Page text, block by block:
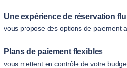
Une expérience de réservation
vous propose des options de paiement
Plans de paiement flexibles
vous mettent en contrôle de votre